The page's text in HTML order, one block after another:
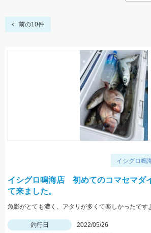
前の10件
イシグロ鳴
イシグロ鳴海店 初めてのコマセマダ
て来ました。
釣行日
2022/05/26